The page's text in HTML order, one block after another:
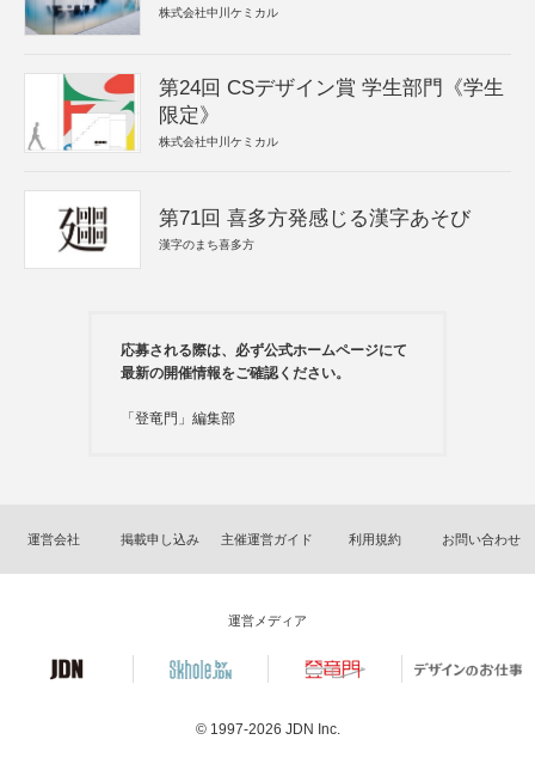
株式会社中川ケミカル
第24回 CSデザイン賞 学生部門《学生
限定》
株式会社中川ケミカル
第71回 喜多方発感じる漢字あそび
漢字のまち喜多方
応募される際は、必ず公式ホームページにて
最新の開催情報をご確認ください。
「登竜門」編集部
運営会社 掲載申し込み 主催運営ガイド 利用規約 お問い合わせ
運営メディア
© 1997-2026 JDN Inc.